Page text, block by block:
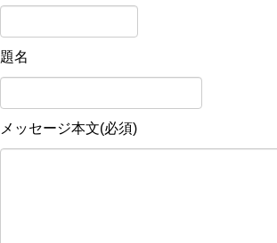
題名
メッセージ本文(必須)